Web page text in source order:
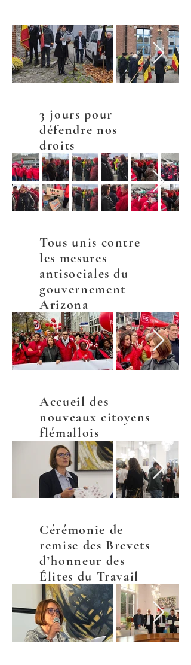
3 jours pour
défendre nos
droits
Tous unis contre
les mesures
antisociales du
gouvernement
Arizona
Accueil des
nouveaux citoyens
flémallois
Cérémonie de
remise des Brevets
d’honneur des
Élites du Travail